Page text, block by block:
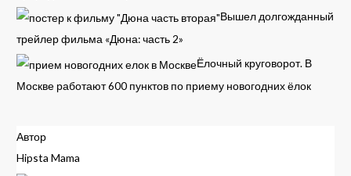
Вышел долгожданный
трейлер фильма «Дюна: часть 2»
Ёлочный круговорот. В
Москве работают 600 пунктов по приему новогодних ёлок
Автор
Hipsta Mama